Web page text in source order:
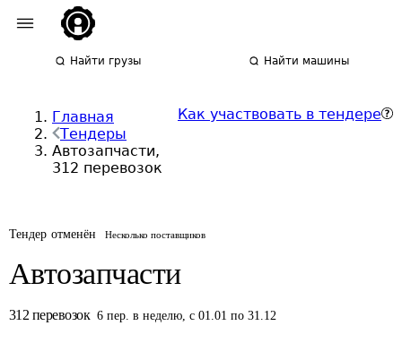
Найти грузы Найти машины
Главная
Тендеры
Автозапчасти,
312 перевозок
Как участвовать в тендере
Тендер отменён Несколько поставщиков
Автозапчасти
312 перевозок 6 пер. в неделю,с 01.01 по 31.12